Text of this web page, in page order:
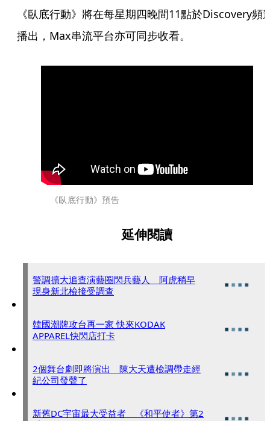
《臥底行動》將在每星期四晚間11點於Discovery頻
播出，Max串流平台亦可同步收看。
《臥底行動》預告
延伸閱讀
警調擴大追查演藝圈閃兵藝人 阿虎稍早
現身新北檢接受調查
韓國潮牌攻台再一家 快來KODAK
APPAREL快閃店打卡
2個舞台劇即將演出 陳大天遭檢調帶走經
紀公司發聲了
新舊DC宇宙最大受益者 《和平使者》第2